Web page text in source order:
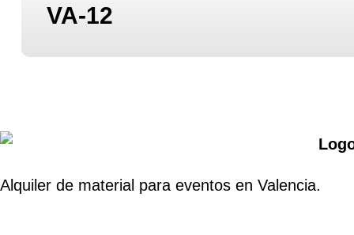
VA-12
Alquiler de material para eventos en Valencia.